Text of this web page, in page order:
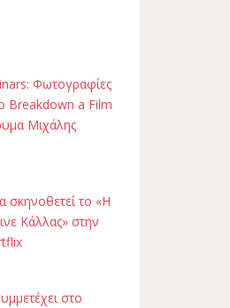
Φωτογραφίες
Breakdown a Film
Μιχάλης
το «Η
Κάλλας» στην
στο